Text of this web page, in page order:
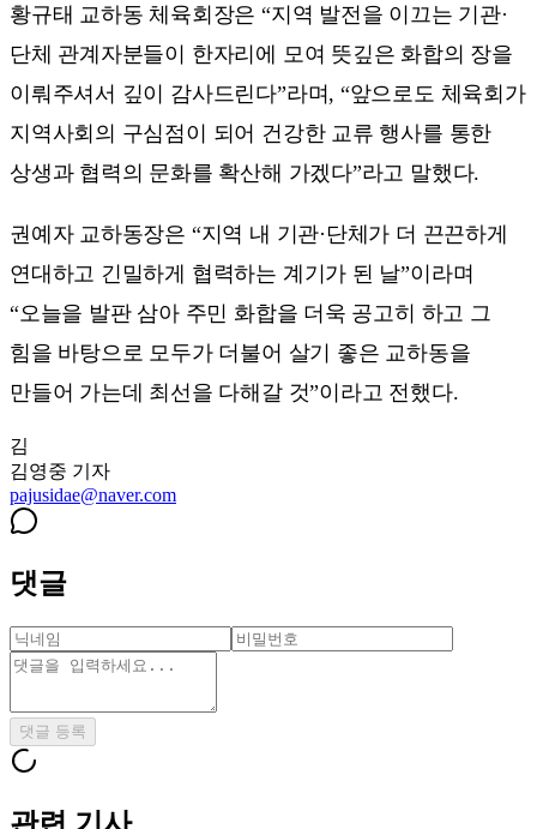
황규태 교하동 체육회장은 “지역 발전을 이끄는 기관·
단체 관계자분들이 한자리에 모여 뜻깊은 화합의 장을
이뤄주셔서 깊이 감사드린다”라며, “앞으로도 체육회가
지역사회의 구심점이 되어 건강한 교류 행사를 통한
상생과 협력의 문화를 확산해 가겠다”라고 말했다.
권예자 교하동장은 “지역 내 기관·단체가 더 끈끈하게
연대하고 긴밀하게 협력하는 계기가 된 날”이라며
“오늘을 발판 삼아 주민 화합을 더욱 공고히 하고 그
힘을 바탕으로 모두가 더불어 살기 좋은 교하동을
만들어 가는데 최선을 다해갈 것”이라고 전했다.
김
김영중 기자
pajusidae@naver.com
댓글
댓글 등록
관련 기사